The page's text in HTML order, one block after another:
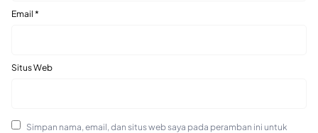
Email *
Situs Web
Simpan nama, email, dan situs web saya pada peramban ini untuk